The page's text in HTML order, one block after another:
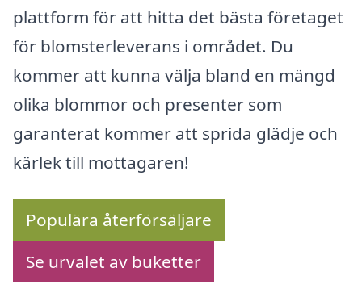
plattform för att hitta det bästa företaget
för blomsterleverans i området. Du
kommer att kunna välja bland en mängd
olika blommor och presenter som
garanterat kommer att sprida glädje och
kärlek till mottagaren!
Populära återförsäljare
Se urvalet av buketter